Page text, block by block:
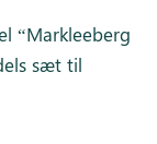
“Markleeberg
sæt til